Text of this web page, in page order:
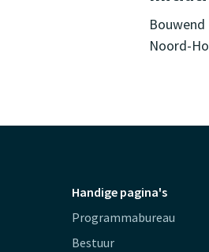
Noord-
Handige pagina's
Programmabureau
Bestuur